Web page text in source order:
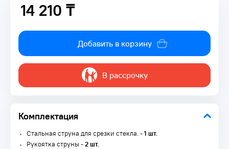
14 210 ₸
14 210 ₸
Добавить в корзину
В рассрочку
Комплектация
Стальная струна для cрезки стекла. -1 шт.
Рукоятка струны -2 шт.